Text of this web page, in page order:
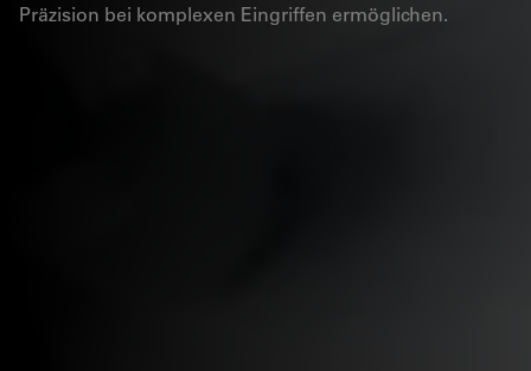
Präzision bei komplexen Eingriffen ermöglichen.